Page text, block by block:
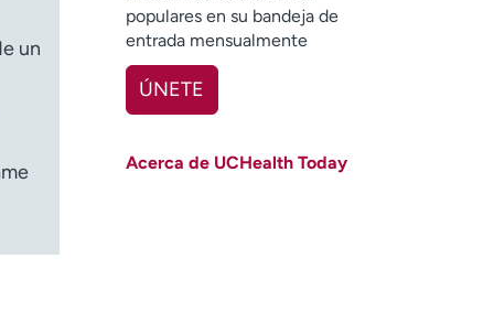
un
populares en su bandeja de
entrada mensualmente
ÚNETE
Apellido
Acerca de UCHealth Today